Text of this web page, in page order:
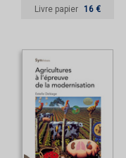
Livre papier 16 €